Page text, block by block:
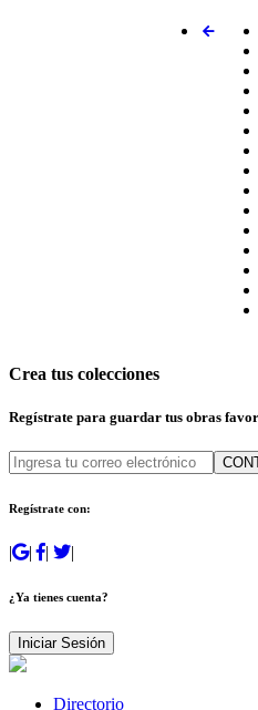
Crea tus colecciones
Regístrate para guardar tus obras
Regístrate con:
| | | |
¿Ya tienes cuenta?
Iniciar Sesión
Directorio